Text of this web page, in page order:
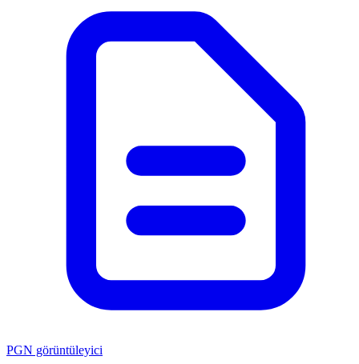
PGN görüntüleyici